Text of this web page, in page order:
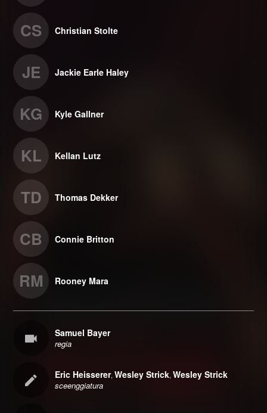
CS Christian Stolte
JE Jackie Earle Haley
KG Kyle Gallner
KL Kellan Lutz
TD Thomas Dekker
CB Connie Britton
RM Rooney Mara
Samuel Bayer
regia
Eric Heisserer,Wesley Strick,Wesley Strick
sceenggiatura